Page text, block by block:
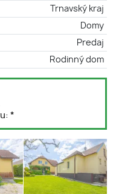
Trnavský kraj
Domy
Predaj
Rodinný dom
*